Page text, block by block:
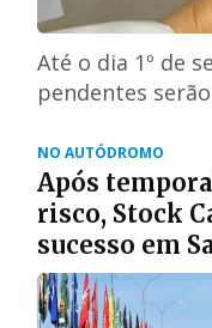
Até o dia 1º de
pendentes
gratuitamente
NO AUTÓDROMO
Após
risco, Stock
sucesso em